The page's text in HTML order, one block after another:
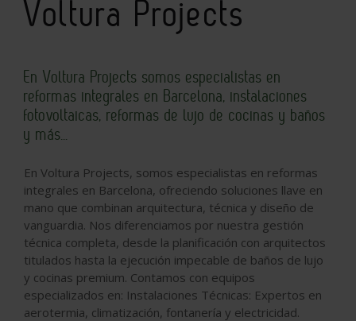
Voltura Projects
En Voltura Projects somos especialistas en
reformas integrales en Barcelona, instalaciones
fotovoltaicas, reformas de lujo de cocinas y baños
y más...
En Voltura Projects, somos especialistas en reformas
integrales en Barcelona, ofreciendo soluciones llave en
mano que combinan arquitectura, técnica y diseño de
vanguardia. Nos diferenciamos por nuestra gestión
técnica completa, desde la planificación con arquitectos
titulados hasta la ejecución impecable de baños de lujo
y cocinas premium. Contamos con equipos
especializados en: Instalaciones Técnicas: Expertos en
aerotermia, climatización, fontanería y electricidad.